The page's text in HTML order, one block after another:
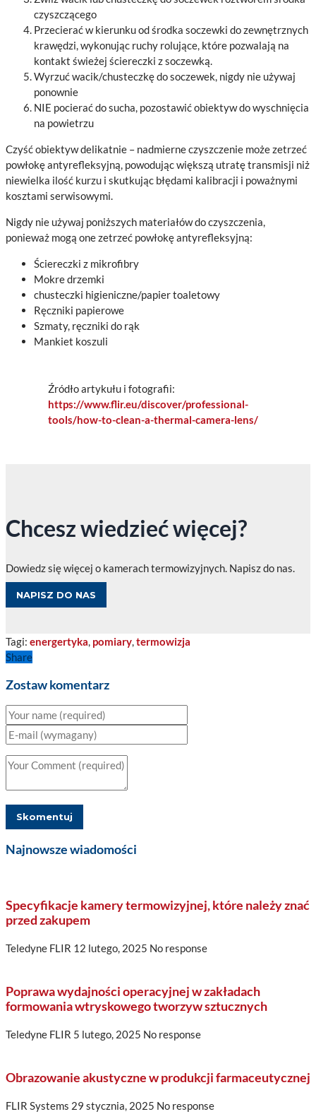
czyszczącego
Przecierać w kierunku od środka soczewki do zewnętrznych
krawędzi, wykonując ruchy rolujące, które pozwalają na
kontakt świeżej ściereczki z soczewką.
Wyrzuć wacik/chusteczkę do soczewek, nigdy nie używaj
ponownie
NIE pocierać do sucha, pozostawić obiektyw do wyschnięcia
na powietrzu
Czyść obiektyw delikatnie – nadmierne czyszczenie może zetrzeć
powłokę antyrefleksyjną, powodując większą utratę transmisji niż
niewielka ilość kurzu i skutkując błędami kalibracji i poważnymi
kosztami serwisowymi.
Nigdy nie używaj poniższych materiałów do czyszczenia,
ponieważ mogą one zetrzeć powłokę antyrefleksyjną:
Ściereczki z mikrofibry
Mokre drzemki
chusteczki higieniczne/papier toaletowy
Ręczniki papierowe
Szmaty, ręczniki do rąk
Mankiet koszuli
Źródło artykułu i fotografii:
https://www.flir.eu/discover/professional-
tools/how-to-clean-a-thermal-camera-lens/
Chcesz wiedzieć więcej?
Dowiedz się więcej o kamerach termowizyjnych. Napisz do nas.
NAPISZ DO NAS
Tagi: energertyka, pomiary,termowizja
Share
Zostaw komentarz
Najnowsze wiadomości
Specyfikacje kamery termowizyjnej, które należy znać
przed zakupem
Teledyne FLIR 12 lutego, 2025 No response
Poprawa wydajności operacyjnej w zakładach
formowania wtryskowego tworzyw sztucznych
Teledyne FLIR 5 lutego, 2025 No response
Obrazowanie akustyczne w produkcji farmaceutycznej
FLIR Systems 29 stycznia, 2025 No response